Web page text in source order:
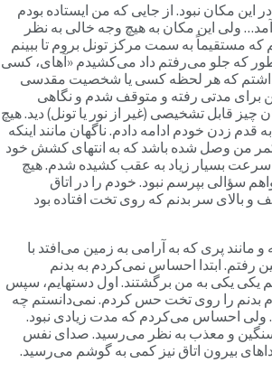
این مکان نبود. از جایی که من ایستاده بودم
ولی این مکان به هیچ وجه خالی به نظر
مستقیماً به سمت مرکز تونل بروم تا ببینم
که جلو می‌رفتم داد می‌کشیدم «آهای، کسی
داشتم که هر لحظه کسی یا شخصیت مقدسی
مدتی رفته و متوقف شدم و نگاهی
چیز قابل تشخیصی (غیر از نور یا تونل) دید. هیچ
قدم زدن خودم ادامه دادم. ناگهان مانند اینکه
من وصل شده باشد که به انتهای کشش خود
بسیار زیاد به عقب کشیده شدم. هیچ
سؤالی بپرسم نبود. خودم را در اتاق
و بالای سر بدنم که روی تخت افتاده بود
پری که به آرامی به زمین می‌افتد با
رفتم. ابتدا احساس نمی‌کردم به بدنم
یکی به من برگشتند. اول دستهایم، سپس
بدنم را روی تخت حس کردم. نمی‌دانستم چه
ولی احساس می‌کردم که مدت زیادی نبود.
سنگین و معذب به نظر می‌رسید. صدای نفس
بیرون اتاق نیز کمی به گوشم می‌رسید.